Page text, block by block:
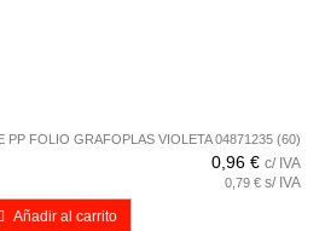
PP FOLIO GRAFOPLAS VIOLETA 04871235 (60)
0,96 € c/ IVA
0,79 € s/ IVA
Añadir al carrito